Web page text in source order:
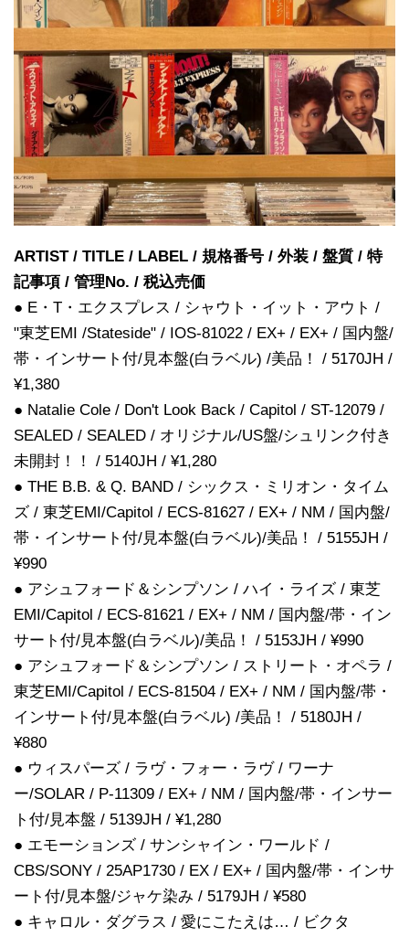
ARTIST / TITLE / LABEL / 規格番号 / 外装 / 盤質 / 特
記事項 / 管理No. / 税込売価
● E・T・エクスプレス / シャウト・イット・アウト /
"東芝EMI /Stateside" / IOS-81022 / EX+ / EX+ / 国内盤/
帯・インサート付/見本盤(白ラベル) /美品！ / 5170JH /
¥1,380
● Natalie Cole / Don't Look Back / Capitol / ST-12079 /
SEALED / SEALED / オリジナル/US盤/シュリンク付き
未開封！！ / 5140JH / ¥1,280
● THE B.B. & Q. BAND / シックス・ミリオン・タイム
ズ / 東芝EMI/Capitol / ECS-81627 / EX+ / NM / 国内盤/
帯・インサート付/見本盤(白ラベル)/美品！ / 5155JH /
¥990
● アシュフォード＆シンプソン / ハイ・ライズ / 東芝
EMI/Capitol / ECS-81621 / EX+ / NM / 国内盤/帯・イン
サート付/見本盤(白ラベル)/美品！ / 5153JH / ¥990
● アシュフォード＆シンプソン / ストリート・オペラ /
東芝EMI/Capitol / ECS-81504 / EX+ / NM / 国内盤/帯・
インサート付/見本盤(白ラベル) /美品！ / 5180JH /
¥880
● ウィスパーズ / ラヴ・フォー・ラヴ / ワーナ
ー/SOLAR / P-11309 / EX+ / NM / 国内盤/帯・インサー
ト付/見本盤 / 5139JH / ¥1,280
● エモーションズ / サンシャイン・ワールド /
CBS/SONY / 25AP1730 / EX / EX+ / 国内盤/帯・インサ
ート付/見本盤/ジャケ染み / 5179JH / ¥580
● キャロル・ダグラス / 愛にこたえは… / ビクタ